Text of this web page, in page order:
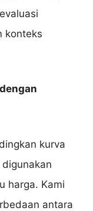
konteks
kurva
harga. Kami
antara